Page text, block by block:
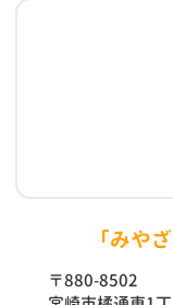
「みや
〒880-8502